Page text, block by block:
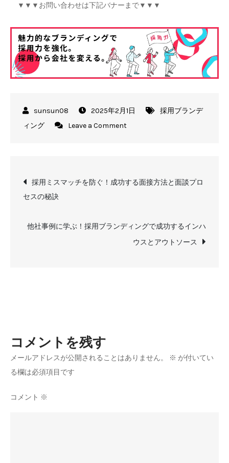
▼▼▼お問い合わせは下記バナーまで▼▼▼
2025年2月1日
採用ブランデ
ィング
Leave a Comment
的
上
リ
投
稿
ナ
シ
ョ
ン
採用ミスマッチを防ぐ！成功する面接方法と面談プロ
セスの秘訣
他社事例に学ぶ！採用ブランディングで成功するインハ
ウスとアウトソース
コメントを残す
メールアドレスが公開されることはありません。 ※ が付いてい
る欄は必須項目です
コメント ※